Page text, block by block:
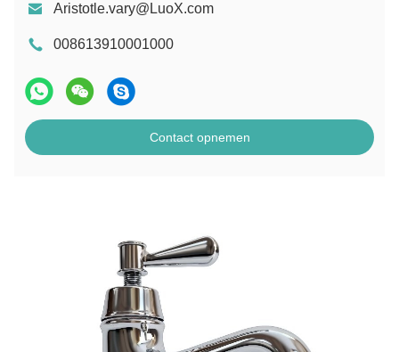
Aristotle.vary@LuoX.com
008613910001000
Contact opnemen